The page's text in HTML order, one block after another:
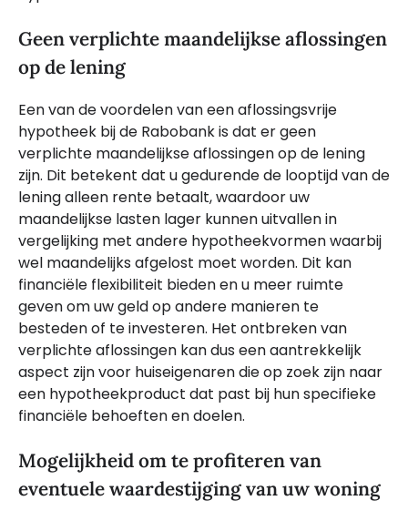
Geen verplichte maandelijkse aflossingen
op de lening
Een van de voordelen van een aflossingsvrije
hypotheek bij de Rabobank is dat er geen
verplichte maandelijkse aflossingen op de lening
zijn. Dit betekent dat u gedurende de looptijd van de
lening alleen rente betaalt, waardoor uw
maandelijkse lasten lager kunnen uitvallen in
vergelijking met andere hypotheekvormen waarbij
wel maandelijks afgelost moet worden. Dit kan
financiële flexibiliteit bieden en u meer ruimte
geven om uw geld op andere manieren te
besteden of te investeren. Het ontbreken van
verplichte aflossingen kan dus een aantrekkelijk
aspect zijn voor huiseigenaren die op zoek zijn naar
een hypotheekproduct dat past bij hun specifieke
financiële behoeften en doelen.
Mogelijkheid om te profiteren van
eventuele waardestijging van uw woning